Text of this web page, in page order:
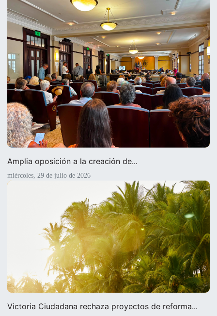
Amplia oposición a la creación de...
miércoles, 29 de julio de 2026
Victoria Ciudadana rechaza proyectos de reforma...